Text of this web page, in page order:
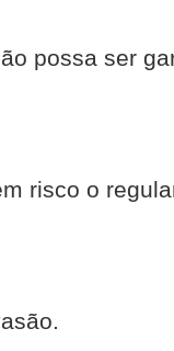
possa ser
risco o